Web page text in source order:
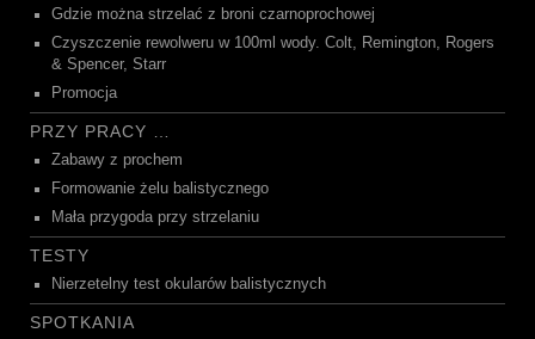
Gdzie można strzelać z broni czarnoprochowej
Czyszczenie rewolweru w 100ml wody. Colt, Remington, Rogers
& Spencer, Starr
Promocja
PRZY PRACY …
Zabawy z prochem
Formowanie żelu balistycznego
Mała przygoda przy strzelaniu
TESTY
Nierzetelny test okularów balistycznych
SPOTKANIA